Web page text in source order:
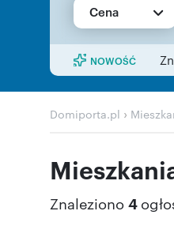
Cena
NOWOŚĆ
Domiporta.pl ›
Znaleziono 4